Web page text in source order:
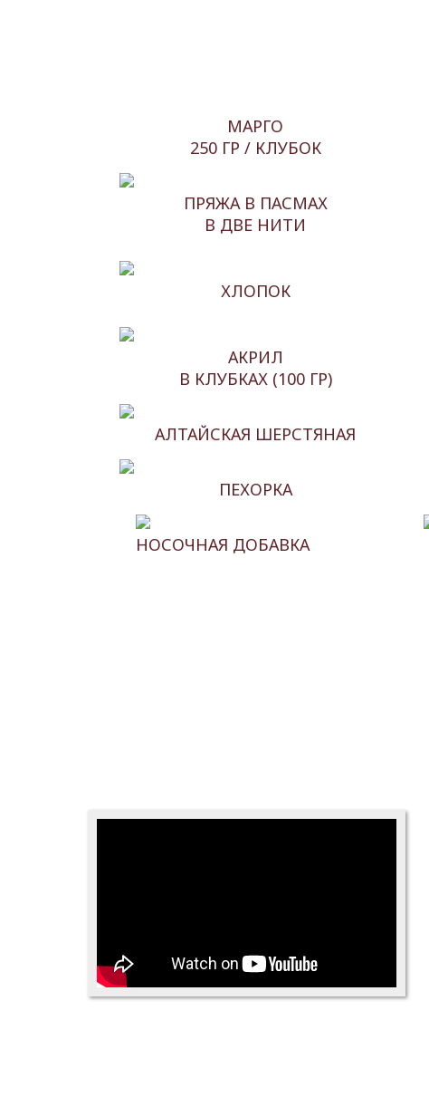
МАРГО
250 ГР / КЛУБОК
ПРЯЖА В ПАСМАХ
В ДВЕ НИТИ
ХЛОПОК
АКРИЛ
В КЛУБКАХ (100 ГР)
АЛТАЙСКАЯ ШЕРСТЯНАЯ
ПЕХОРКА
НОСОЧНАЯ ДОБАВКА